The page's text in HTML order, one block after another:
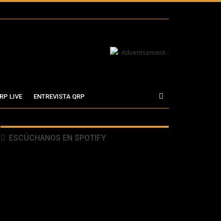
LIVE ENTREVISTA QRP
ESCÚCHANOS EN SPOTIFY